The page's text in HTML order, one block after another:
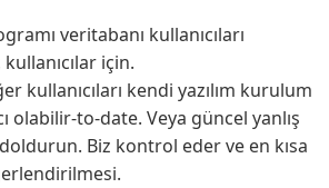
veritabanı kullanıcıları
için.
kullanıcıları kendi yazılım kurulum
olabilir-to-date. Veya güncel yanlış
Biz kontrol eder ve en kısa